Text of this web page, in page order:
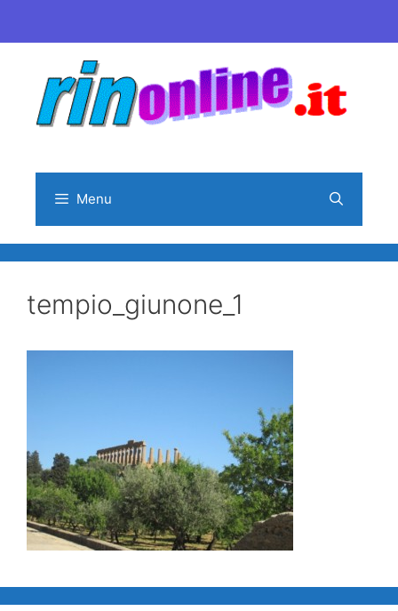
al
contenuto
Menu
tempio_giunone_1